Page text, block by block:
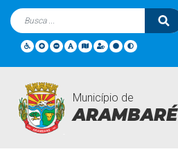
Município de
ARAMBARÉ
Legislações Página Inicial